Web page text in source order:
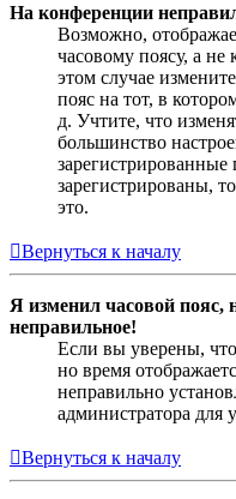
На конференции
Возможно,
часовому поясу, а не
этом случае
пояс на тот, в
д. Учтите, что
большинство
зарегистрированы,
это.
Вернуться к началу
Я изменил часовой пояс,
неправильное!
Если вы уверены,
но время
неправильно
администратора для
Вернуться к началу